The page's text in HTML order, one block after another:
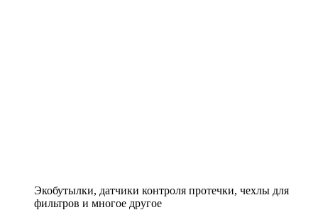
Экобутылки, датчики контроля протечки, чехлы для
фильтров и многое другое